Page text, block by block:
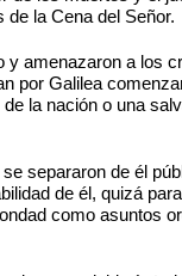
la Cena del Señor.
amenazaron a los
por Galilea
la nación o una
separaron de él
de él, quizá
como asuntos